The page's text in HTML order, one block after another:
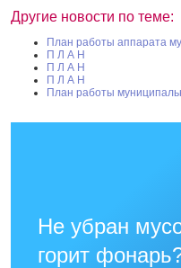
Другие новости по теме:
План работы аппарата
П Л А Н
П Л А Н
П Л А Н
План работы
Не убран
горит